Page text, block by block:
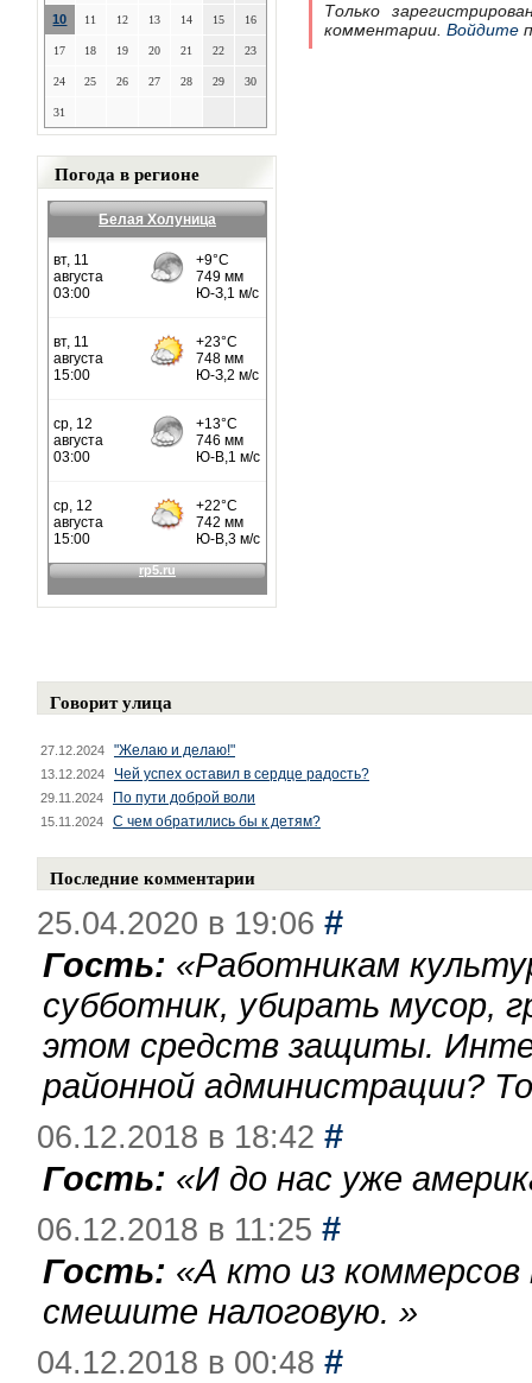
10 11 12 13 14 15 16
17 18 19 20 21 22 23
24 25 26 27 28 29 30
31
Погода в регионе
Белая Холуница
Только
комментарии. Войдите
Говорит улица
27.12.2024 "Желаю и делаю!"
13.12.2024 Чей успех оставил в сердце радость?
29.11.2024 По пути доброй воли
15.11.2024 С чем обратились бы к детям?
Последние комментарии
25.04.2020 в 19:06 #
Гость: «Работникам
субботник, убирать мусор,
этом средств защиты.
районной администрации?
06.12.2018 в 18:42 #
Гость: «И до нас уже
06.12.2018 в 11:25 #
Гость: «А кто из
смешите налоговую. »
04.12.2018 в 00:48 #